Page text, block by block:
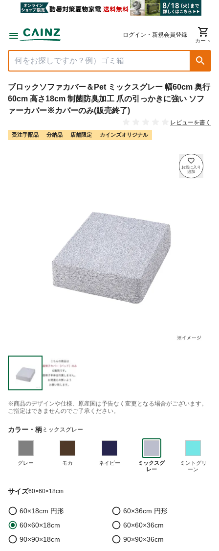
ログイン・新規会員登録
カート
ブロックソファカバー＆Pet ミックスグレー 幅60cm 奥行
60cm 高さ18cm 制菌防臭加工 爪の引っかきに強い ソフ
ァーカバー※カバーのみ(販売終了)
レビューを書く
受注手配品 分納品 店舗限定 カインズオリジナル
※商品のデザインや仕様、原産国は予告なく変更となる場合がございます。
ご指定はできませんのでご了承ください。
カラー・柄 ミックスグレー
グレー モカ ネイビー
ミックスグ
レー
ミントグリ
ーン
サイズ60×60×18cm
60×18cm 円形
60×36cm 円形
60×60×18cm
60×60×36cm
90×90×18cm
90×90×36cm